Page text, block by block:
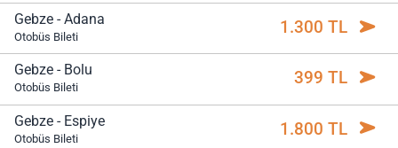
Gebze - Adana
Otobüs Bileti 1.300 TL
Gebze - Bolu
Otobüs Bileti 399 TL
Gebze - Espiye
Otobüs Bileti 1.800 TL